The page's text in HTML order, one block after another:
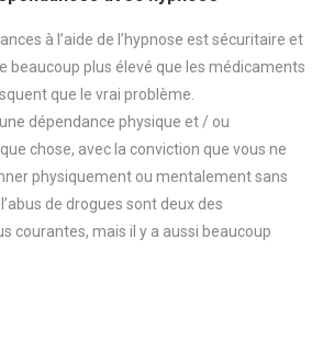
à l’aide de l’hypnose est sécuritaire et
beaucoup plus élevé que les médicaments
que le vrai problème.
dépendance physique et / ou
chose, avec la conviction que vous ne
physiquement ou mentalement sans
de drogues sont deux des
courantes, mais il y a aussi beaucoup